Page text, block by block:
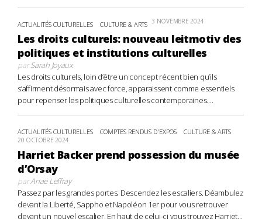
ACTUALITÉS CULTURELLES CULTURE & ARTS 3 NOVEMBRE 2024
Les droits culturels: nouveau leitmotiv des
politiques et institutions culturelles
parSarah Joyaux
Les droits culturels, loin d’être un concept récent bien qu’ils
s’affirment désormais avec force, apparaissent comme essentiels
pour repenser les politiques culturelles contemporaines....
ACTUALITÉS CULTURELLES COMPTES RENDUS D'EXPOS CULTURE & ARTS
20 OCTOBRE 2024
Harriet Backer prend possession du musée
d’Orsay
parAnaë Leffray
Passez par les grandes portes. Descendez les escaliers. Déambulez
devant la Liberté, Sappho et Napoléon 1er pour vous retrouver
devant un nouvel escalier. En haut de celui-ci vous trouvez Harriet...